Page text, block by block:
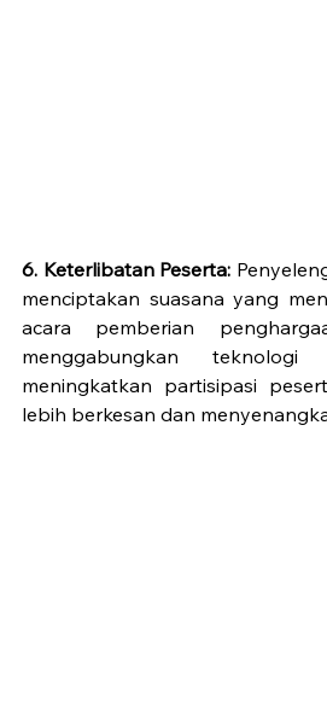
6. Keterlibatan Peserta:
menciptakan suasana yang
acara pemberian
menggabungkan
meningkatkan partisipasi
lebih berkesan dan